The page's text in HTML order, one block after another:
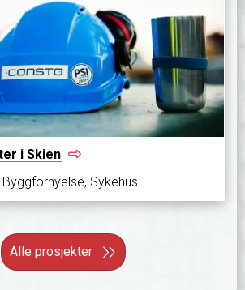
i Skien
Byggfornyelse, Sykehus
Alle prosjekter